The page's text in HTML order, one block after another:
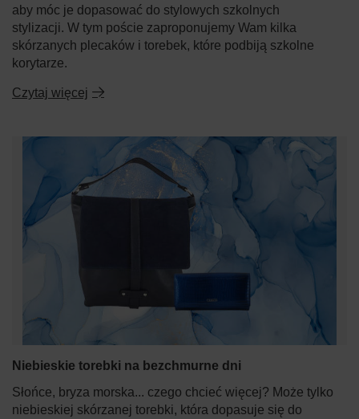
aby móc je dopasować do stylowych szkolnych
stylizacji. W tym poście zaproponujemy Wam kilka
skórzanych plecaków i torebek, które podbiją szkolne
korytarze.
Czytaj więcej
Niebieskie torebki na bezchmurne dni
Słońce, bryza morska... czego chcieć więcej? Może tylko
niebieskiej skórzanej torebki, która dopasuje się do